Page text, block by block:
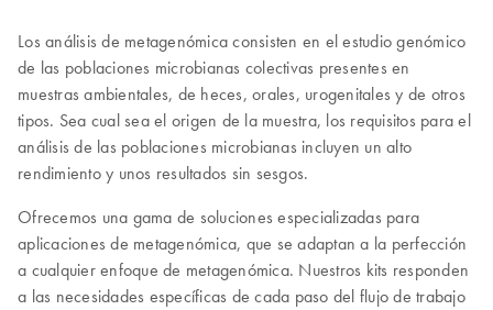
Los análisis de metagenómica consisten en el estudio genómico
de las poblaciones microbianas colectivas presentes en
muestras ambientales, de heces, orales, urogenitales y de otros
tipos. Sea cual sea el origen de la muestra, los requisitos para el
análisis de las poblaciones microbianas incluyen un alto
rendimiento y unos resultados sin sesgos.
Ofrecemos una gama de soluciones especializadas para
aplicaciones de metagenómica, que se adaptan a la perfección
a cualquier enfoque de metagenómica. Nuestros kits responden
a las necesidades específicas de cada paso del flujo de trabajo